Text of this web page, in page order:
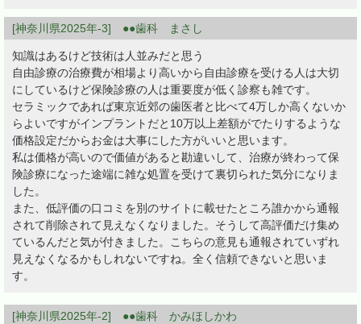
[神奈川県2025年-3] ●●歯科 まさし
知識はあるけど技術は人並みだと思う
自由診療の治療費が相場より高いから自由診療を受ける人は大切
にしているけど保険診療の人は重要度が低く診察も雑です。
セラミックであれば東京近郊の歯医者と比べて4万しか高くないか
らよいですがインプラントだと10万以上差額がでたりするような
価格設定だからお金は大事にした方がいいと思います。
私は価格が高いので価値があると勘違いして、治療が終わって保
険診療になった途端に雑な処置を受けて裏切られた気分になりま
した。
また、低評価の口コミを別のサイトに載せたところ誰かから通報
されて削除されて見えなくなりました。そうして高評価だけ集め
ているんだと気が付きました。こちらの意見も通報されていずれ
見えなくなるかもしれないですね。全く信頼できないと思いま
す。
[神奈川県2025年-2] ●●歯科 かみほしかわ